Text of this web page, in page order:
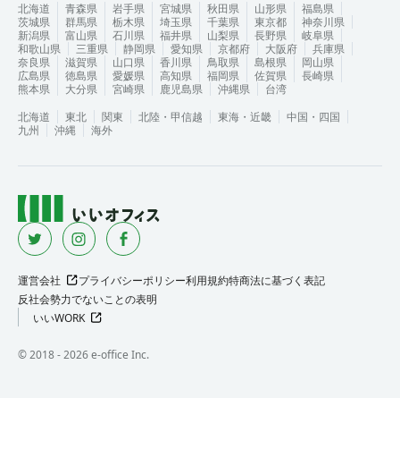
北海道 青森県 岩手県 宮城県 秋田県 山形県
福島県
茨城県
群馬県 栃木県 埼玉県 千葉県 東京都
神奈川県
新潟県
富山県 石川県 福井県 山梨県 長野県
岐阜県
和歌山県
三重県 静岡県 愛知県 京都府 大阪府
兵庫県
奈良県
滋賀県 山口県 香川県 鳥取県 島根県
岡山県
広島県
徳島県 愛媛県 高知県 福岡県 佐賀県
長崎県
熊本県
大分県 宮崎県 鹿児島県 沖縄県
台湾
北海道
東北 関東 北陸・甲信越 東海・近畿
中国・四国
九州
沖縄 海外
運営会社 プライバシーポリシー利用規約特商法に基づく表記
反社会勢力でないことの表明
いいWORK
©︎ 2018 -2026e-office Inc.